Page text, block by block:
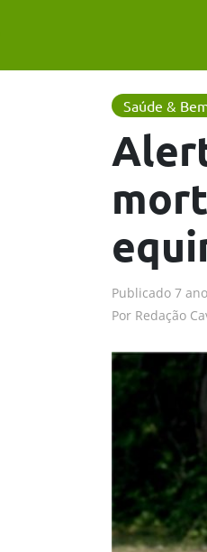
Saúde &
Publicado 7
Por Redação